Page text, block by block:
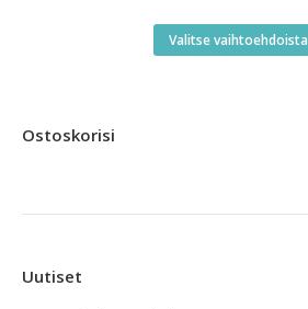
-
Valitse vaihtoehdoista
Ostoskorisi
Uutiset